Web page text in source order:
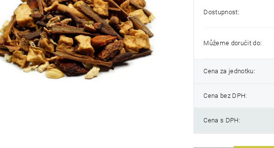
Dostupnost:
Můžeme doručit do:
Cena za jednotku:
Cena bez DPH:
Cena s DPH: